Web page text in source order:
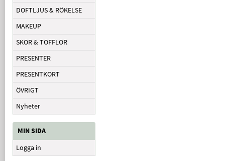
DOFTLJUS & RÖKELSE
MAKEUP
SKOR & TOFFLOR
PRESENTER
PRESENTKORT
ÖVRIGT
Nyheter
MIN SIDA
Logga in